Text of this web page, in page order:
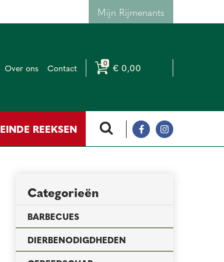
Mijn Rijmenants
Over ons Contact € 0,00
EINDE REEKSEN
Categorieën
BARBECUES
DIERBENODIGDHEDEN